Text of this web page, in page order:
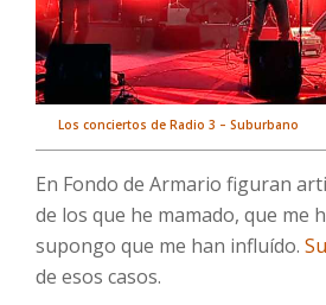
Los conciertos de Radio 3 – Suburbano
En Fondo de Armario figuran
de los que he mamado, que me
supongo que me han influído.
de esos casos.